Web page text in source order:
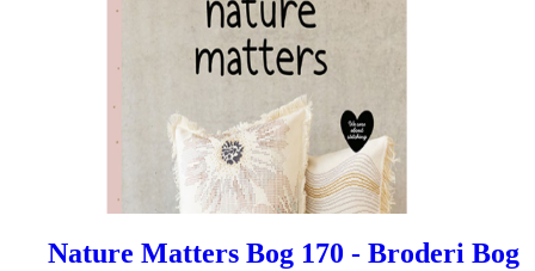
Nature Matters Bog 170 - Broderi Bog